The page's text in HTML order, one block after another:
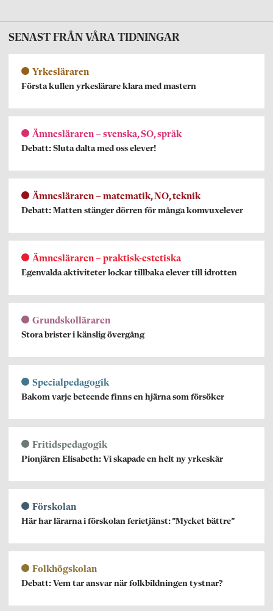
SENAST FRÅN VÅRA TIDNINGAR
Yrkesläraren
Första kullen yrkeslärare klara med mastern
Ämnesläraren – svenska, SO, språk
Debatt: Sluta dalta med oss elever!
Ämnesläraren – matematik, NO, teknik
Debatt: Matten stänger dörren för många komvuxelever
Ämnesläraren – praktisk-estetiska
Egenvalda aktiviteter lockar tillbaka elever till idrotten
Grundskolläraren
Stora brister i känslig övergång
Specialpedagogik
Bakom varje beteende finns en hjärna som försöker
Fritidspedagogik
Pionjären Elisabeth: Vi skapade en helt ny yrkeskår
Förskolan
Här har lärarna i förskolan ferietjänst: ”Mycket bättre”
Folkhögskolan
Debatt: Vem tar ansvar när folkbildningen tystnar?